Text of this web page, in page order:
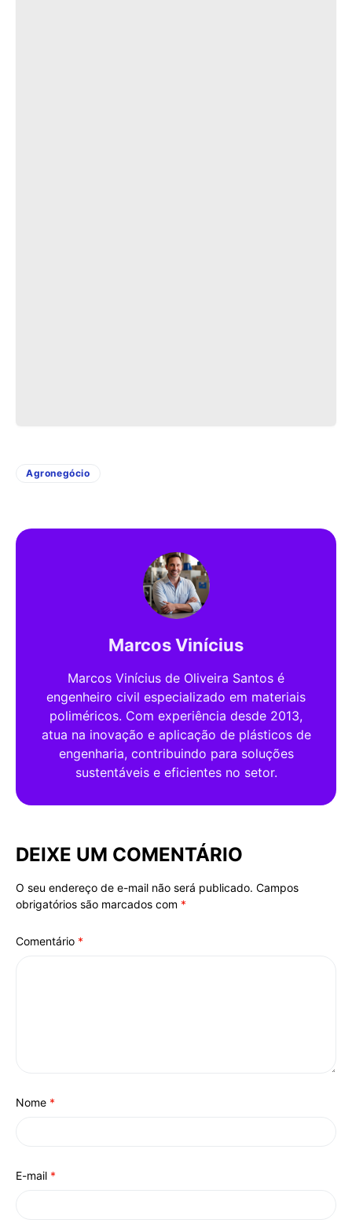
Agronegócio
Marcos Vinícius
Marcos Vinícius de Oliveira Santos é
engenheiro civil especializado em materiais
poliméricos. Com experiência desde 2013,
atua na inovação e aplicação de plásticos de
engenharia, contribuindo para soluções
sustentáveis e eficientes no setor.
DEIXE UM COMENTÁRIO
O seu endereço de e-mail não será publicado. Campos
obrigatórios são marcados com *
Comentário *
Nome *
E-mail *
Alternative: